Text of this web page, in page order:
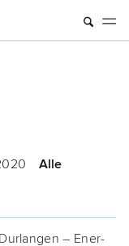
Alle
– Ener­